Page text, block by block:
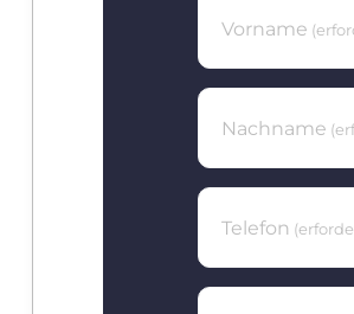
Vorname
Nachname
Telefon